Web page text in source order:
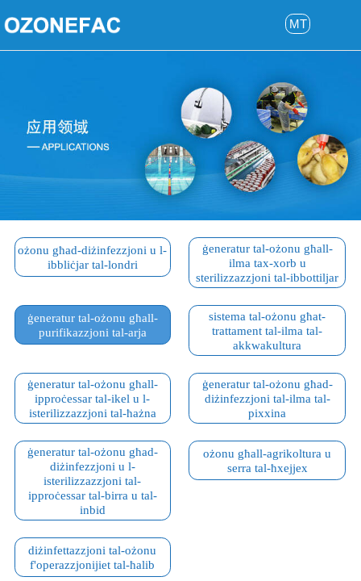
MT
ożonu għad-diżinfezzjoni u l-
ibbliċjar tal-londri
ġeneratur tal-ożonu għall-
ilma tax-xorb u
sterilizzazzjoni tal-ibbottiljar
ġeneratur tal-ożonu għall-
purifikazzjoni tal-arja
sistema tal-ożonu għat-
trattament tal-ilma tal-
akkwakultura
ġeneratur tal-ożonu għall-
ipproċessar tal-ikel u l-
isterilizzazzjoni tal-ħażna
ġeneratur tal-ożonu għad-
diżinfezzjoni tal-ilma tal-
pixxina
ġeneratur tal-ożonu għad-
diżinfezzjoni u l-
isterilizzazzjoni tal-
ipproċessar tal-birra u tal-
inbid
ożonu għall-agrikoltura u
serra tal-ħxejjex
diżinfettazzjoni tal-ożonu
f'operazzjonijiet tal-ħalib